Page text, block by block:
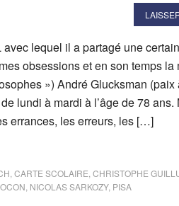
avec lequel il a partagé une
obsessions et en son temps la
») André Glucksman
lundi à mardi à l’âge de 78 ans.
errances, les erreurs, les […]
CARTE SCOLAIRE CHRISTOPHE
NICOLAS SARKOZY, PISA